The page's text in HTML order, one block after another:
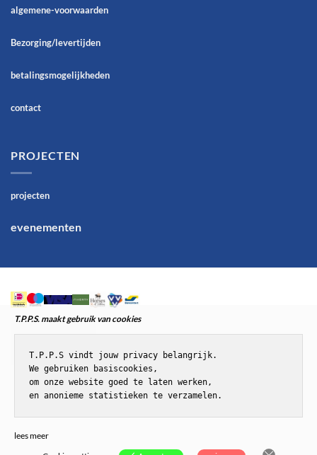
algemene-voorwaarden
Bezorging/levertijden
betalingsmogelijkheden
contact
PROJECTEN
projecten
evenementen
T.P.P.S. maakt gebruik van cookies
T.P.P.S vindt jouw privacy belangrijk.
We gebruiken basiscookies,
om onze website goed te laten werken,
en anonieme statistieken te verzamelen.
lees meer